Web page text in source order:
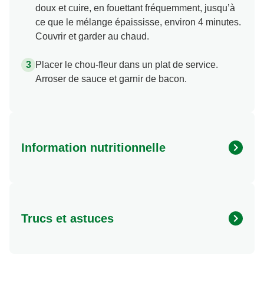
doux et cuire, en fouettant fréquemment, jusqu’à
ce que le mélange épaississe, environ 4 minutes.
Couvrir et garder au chaud.
Placer le chou-fleur dans un plat de service.
Arroser de sauce et garnir de bacon.
Information nutritionnelle
Sugar (g)
16.0 g
Trucs et astuces